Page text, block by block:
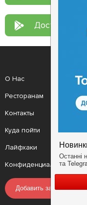
Доступно в
О Нас
Ресторанам
Контакты
Куда пойти
Лайфхаки
Конфиденциальность
Добавить заведение